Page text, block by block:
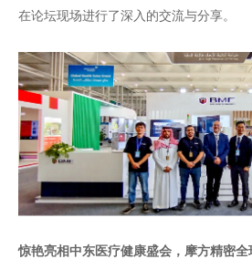
在论坛现场进行了深入的交流与分享。
惊艳亮相中东医疗健康盛会，摩方精密